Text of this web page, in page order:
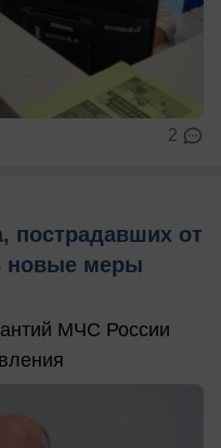
2
пострадавших от
новые меры
МЧС России